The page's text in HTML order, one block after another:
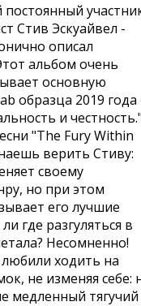
Стив Эскуайвел -
описал
альбом очень
основную
образца 2019 года
и
"The Fury Within
верить Стиву:
своему
но при этом
его лучшие
где разгуляться в
Несомненно!
любили ходить на
не изменяя себе:
медленный тягучий